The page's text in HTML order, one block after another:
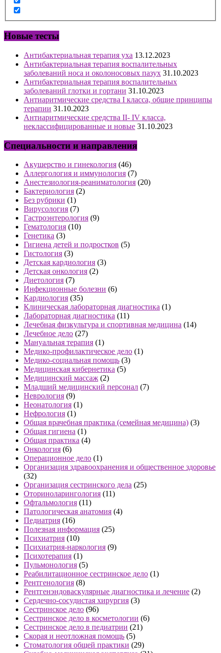
Новые тесты
Антибактериальная терапия уха 13.12.2023
Антибактериальная терапия воспалительных
заболеваний носа и околоносовых пазух 31.10.2023
Антибактериальная терапия воспалительных
заболеваний глотки и гортани 31.10.2023
Антиаритмические средства I класса, общие принципы
терапии 31.10.2023
Антиаритмические средства II- IV класса,
неклассифицированные и новые 31.10.2023
Специальности и направления
Акушерство и гинекология (46)
Аллергология и иммунология (7)
Анестезиология-реаниматология (20)
Бактериология (2)
Без рубрики (1)
Вирусология (7)
Гастроэнтерология (9)
Гематология (10)
Генетика (3)
Гигиена детей и подростков (5)
Гистология (3)
Детская кардиология (3)
Детская онкология (2)
Диетология (7)
Инфекционные болезни (6)
Кардиология (35)
Клиническая лабораторная диагностика (1)
Лабораторная диагностика (11)
Лечебная физкультура и спортивная медицина (14)
Лечебное дело (27)
Мануальная терапия (1)
Медико-профилактическое дело (1)
Медико-социальная помощь (3)
Медицинская кибернетика (5)
Медицинский массаж (2)
Младший медицинский персонал (7)
Неврология (9)
Неонатология (1)
Нефрология (1)
Общая врачебная практика (семейная медицина) (3)
Общая гигиена (1)
Общая практика (4)
Онкология (6)
Операционное дело (1)
Организация здравоохранения и общественное здоровье
(32)
Организация сестринского дела (25)
Оториноларингология (11)
Офтальмология (11)
Патологическая анатомия (4)
Педиатрия (16)
Полезная информация (25)
Психиатрия (10)
Психиатрия-наркология (9)
Психотерапия (1)
Пульмонология (5)
Реабилитационное сестринское дело (1)
Рентгенология (8)
Рентгенэндоваскулярные диагностика и лечение (2)
Сердечно-сосудистая хирургия (3)
Сестринское дело (96)
Сестринское дело в косметологии (6)
Сестринское дело в педиатрии (21)
Скорая и неотложная помощь (5)
Стоматология общей практики (29)